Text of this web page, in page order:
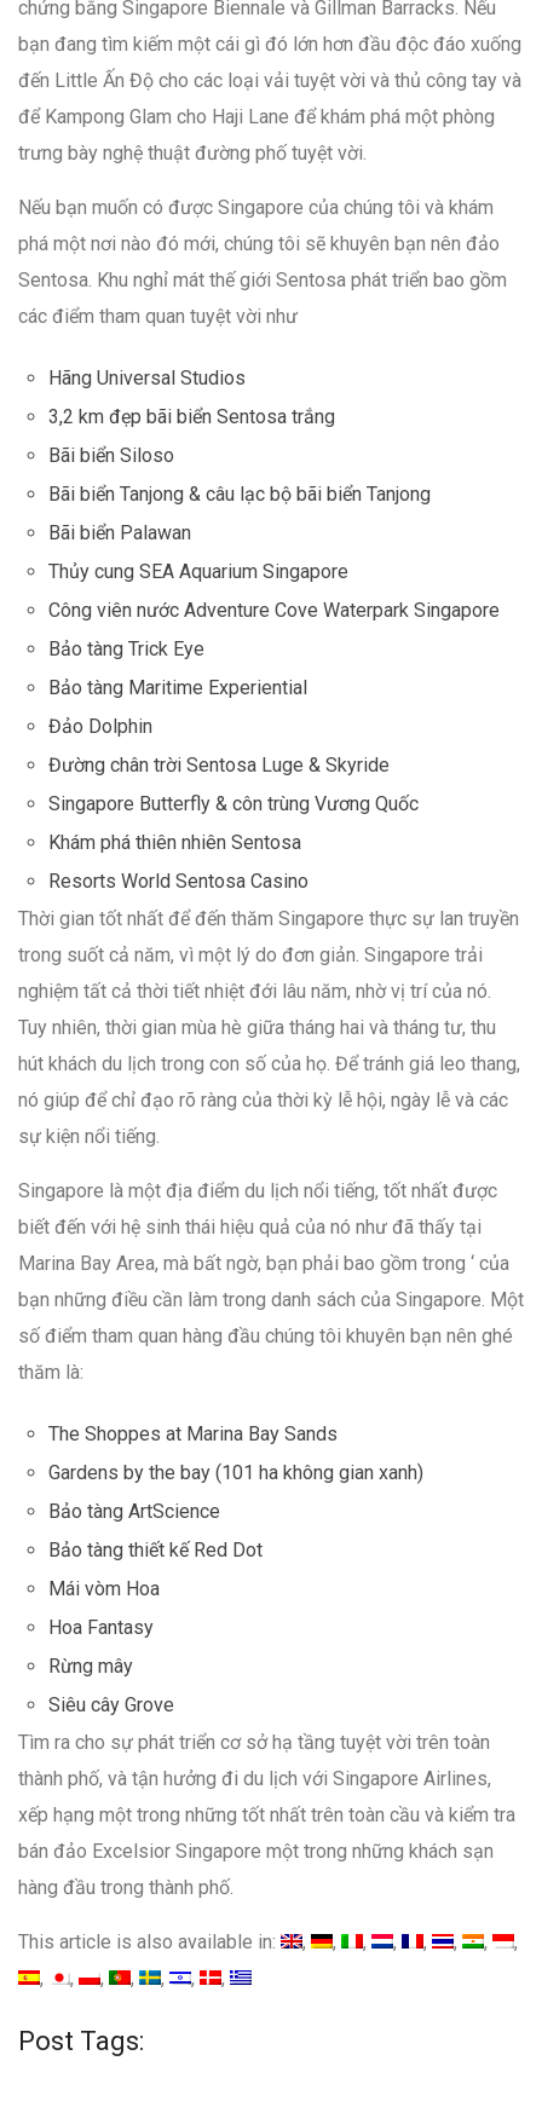
chứng bằng Singapore Biennale và Gillman Barracks. Nếu
bạn đang tìm kiếm một cái gì đó lớn hơn đầu độc đáo xuống
đến Little Ấn Độ cho các loại vải tuyệt vời và thủ công tay và
để Kampong Glam cho Haji Lane để khám phá một phòng
trưng bày nghệ thuật đường phố tuyệt vời.
Nếu bạn muốn có được Singapore của chúng tôi và khám
phá một nơi nào đó mới, chúng tôi sẽ khuyên bạn nên đảo
Sentosa. Khu nghỉ mát thế giới Sentosa phát triển bao gồm
các điểm tham quan tuyệt vời như
Hãng Universal Studios
3,2 km đẹp bãi biển Sentosa trắng
Bãi biển Siloso
Bãi biển Tanjong & câu lạc bộ bãi biển Tanjong
Bãi biển Palawan
Thủy cung SEA Aquarium Singapore
Công viên nước Adventure Cove Waterpark Singapore
Bảo tàng Trick Eye
Bảo tàng Maritime Experiential
Đảo Dolphin
Đường chân trời Sentosa Luge & Skyride
Singapore Butterfly & côn trùng Vương Quốc
Khám phá thiên nhiên Sentosa
Resorts World Sentosa Casino
Thời gian tốt nhất để đến thăm Singapore thực sự lan truyền
trong suốt cả năm, vì một lý do đơn giản. Singapore trải
nghiệm tất cả thời tiết nhiệt đới lâu năm, nhờ vị trí của nó.
Tuy nhiên, thời gian mùa hè giữa tháng hai và tháng tư, thu
hút khách du lịch trong con số của họ. Để tránh giá leo thang,
nó giúp để chỉ đạo rõ ràng của thời kỳ lễ hội, ngày lễ và các
sự kiện nổi tiếng.
Singapore là một địa điểm du lịch nổi tiếng, tốt nhất được
biết đến với hệ sinh thái hiệu quả của nó như đã thấy tại
Marina Bay Area, mà bất ngờ, bạn phải bao gồm trong ‘ của
bạn những điều cần làm trong danh sách của Singapore. Một
số điểm tham quan hàng đầu chúng tôi khuyên bạn nên ghé
thăm là:
The Shoppes at Marina Bay Sands
Gardens by the bay (101 ha không gian xanh)
Bảo tàng ArtScience
Bảo tàng thiết kế Red Dot
Mái vòm Hoa
Hoa Fantasy
Rừng mây
Siêu cây Grove
Tìm ra cho sự phát triển cơ sở hạ tầng tuyệt vời trên toàn
thành phố, và tận hưởng đi du lịch với Singapore Airlines,
xếp hạng một trong những tốt nhất trên toàn cầu và kiểm tra
bán đảo Excelsior Singapore một trong những khách sạn
hàng đầu trong thành phố.
This article is also available in:
Post Tags: